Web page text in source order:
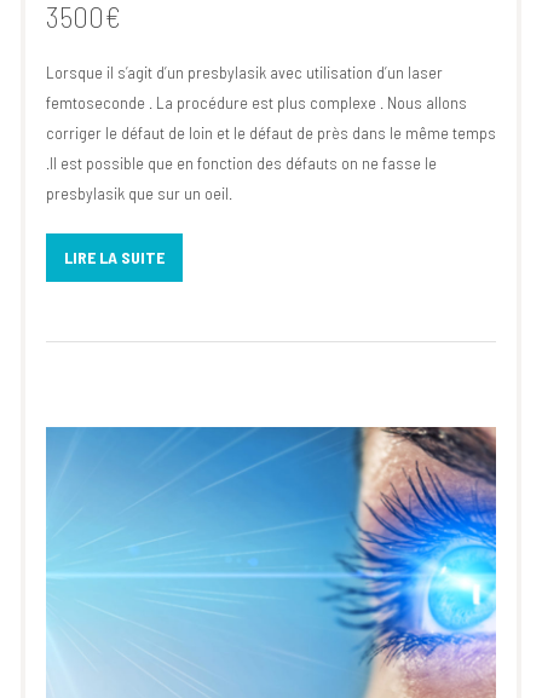
3500€
Lorsque il s’agit d’un presbylasik avec utilisation d’un laser
femtoseconde . La procédure est plus complexe . Nous allons
corriger le défaut de loin et le défaut de près dans le même temps
.Il est possible que en fonction des défauts on ne fasse le
presbylasik que sur un oeil.
LIRE LA SUITE